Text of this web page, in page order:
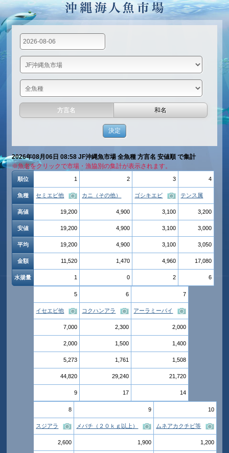
方言名 和名
2026年08月06日 08:58 JF沖縄魚市場 全魚種 方言名 安値順 で集計
※魚名をクリックで市場・漁協別の集計が表示されます。
順位
魚種
高値
安値
平均
金額
水揚量
1
セミエビ他
19,200
19,200
19,200
11,520
1
2
カニ（その他）
4,900
4,900
4,900
1,470
0
3
ゴシキエビ
3,100
3,100
3,100
4,960
2
4
テンス属
3,200
3,000
3,050
17,080
6
5
イセエビ他
7,000
2,000
5,273
44,820
9
6
コクハンアラ
2,300
1,500
1,761
29,240
17
7
アーラミーバイ
2,000
1,400
1,508
21,720
14
8
スジアラ
2,600
9
メバチ（２０ｋｇ以上）
1,900
10
ムネアカクチビ等
1,200